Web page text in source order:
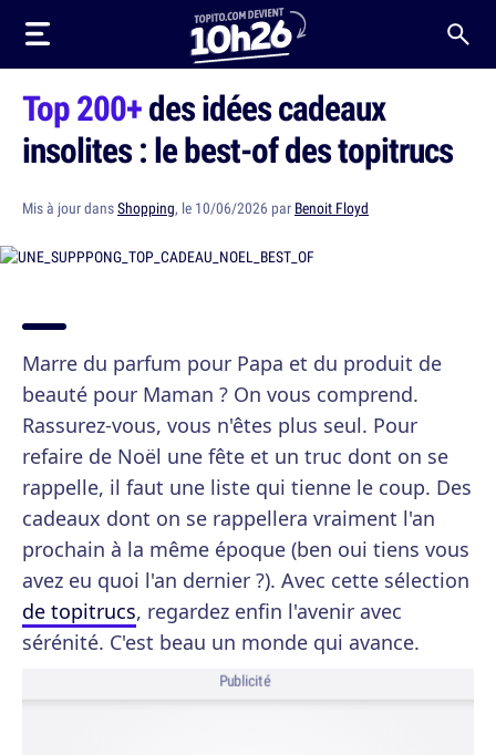
Top 200+des idées cadeaux
insolites : le best-of des topitrucs
Mis à jour dansShopping, le 10/06/2026 par Benoit Floyd
Marre du parfum pour Papa et du produit de
beauté pour Maman ? On vous comprend.
Rassurez-vous, vous n'êtes plus seul. Pour
refaire de Noël une fête et un truc dont on se
rappelle, il faut une liste qui tienne le coup. Des
cadeaux dont on se rappellera vraiment l'an
prochain à la même époque (ben oui tiens vous
avez eu quoi l'an dernier ?). Avec cette sélection
de topitrucs, regardez enfin l'avenir avec
sérénité. C'est beau un monde qui avance.
Publicité